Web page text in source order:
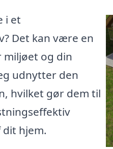
i et
Det kan være en
miljøet og din
udnytter den
hvilket gør dem til
hjem.